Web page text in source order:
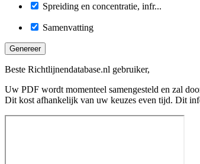
Spreiding en concentratie, infr...
Samenvatting
Genereer
Beste Richtlijnendatabase.nl gebruiker,
Uw PDF wordt momenteel samengesteld en zal
Dit kost afhankelijk van uw keuzes even tijd. Dit